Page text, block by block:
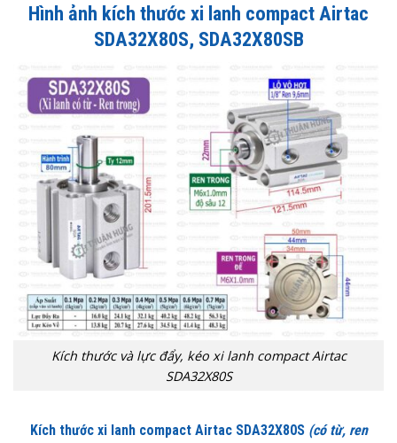
Hình ảnh kích thước xi lanh compact Airtac
SDA32X80S, SDA32X80SB
Kích thước và lực đẩy, kéo xi lanh compact Airtac
SDA32X80S
Kích thước xi lanh compact Airtac SDA32X80S(có từ, ren